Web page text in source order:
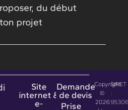
du début
projet
Site
internet &
e-
Demande
de devis
Prise
Copyright
©
2026
SIRET
: